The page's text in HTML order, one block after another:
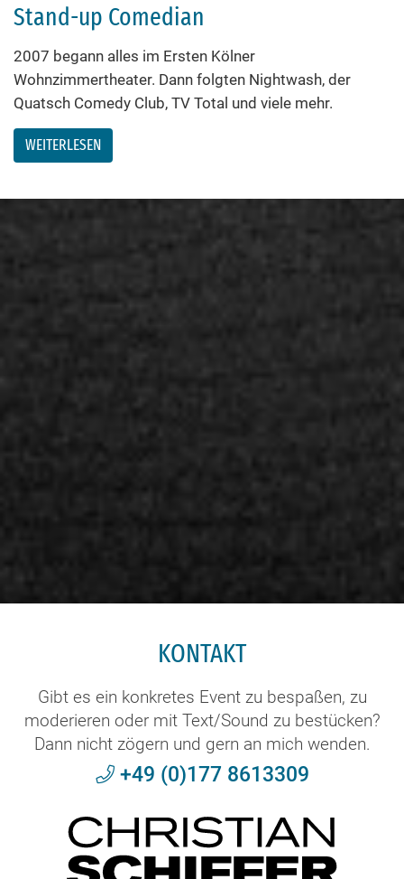
Stand-up Comedian
2007 begann alles im Ersten Kölner
Wohnzimmertheater. Dann folgten Nightwash, der
Quatsch Comedy Club, TV Total und viele mehr.
WEITERLESEN
KONTAKT
Gibt es ein konkretes Event zu bespaßen, zu
moderieren oder mit Text/Sound zu bestücken?
Dann nicht zögern und gern an mich wenden.
+49 (0)177 8613309